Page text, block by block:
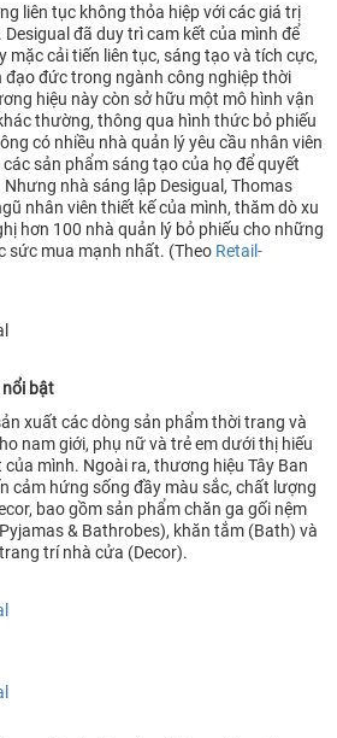
liên tục không thỏa hiệp với các giá trị
đã duy trì cam kết của mình để
mặc cải tiến liên tục, sáng tạo và tích cực,
đạo đức trong ngành công nghiệp thời
hiệu này còn sở hữu một mô hình vận
thường, thông qua hình thức bỏ phiếu
có nhiều nhà quản lý yêu cầu nhân viên
sản phẩm sáng tạo của họ để quyết
nhà sáng lập Desigual, Thomas
nhân viên thiết kế của mình, thăm dò xu
hơn 100 nhà quản lý bỏ phiếu cho những
sức mua mạnh nhất. (Theo Retail-
nổi bật
xuất các dòng sản phẩm thời trang và
nam giới, phụ nữ và trẻ em dưới thị hiếu
mình. Ngoài ra, thương hiệu Tây Ban
cảm hứng sống đầy màu sắc, chất lượng
bao gồm sản phẩm chăn ga gối nệm
& Bathrobes), khăn tắm (Bath) và
trí nhà cửa (Decor).